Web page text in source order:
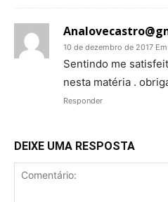
10 de dezembro de 2017 Em
Sentindo me
nesta matéria .
Responder
DEIXE UMA RESPOSTA